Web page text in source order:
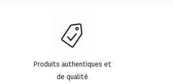
Produits authentiques et
de qualité